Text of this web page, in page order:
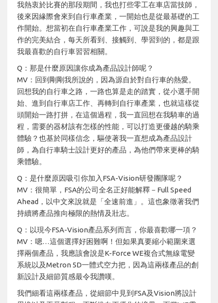
我熱衷於比賽的那段期間，我也打些零工在車店當技師，
後來因緣際會來到自行車產業，一開始也是從最基礎的工
作開始。想當初在自行車產業工作，可說是我的興趣與工
作的完美結合，每天所看到、接觸到、學習到的，都是跟
我最喜歡的自行車習習相關。
Q：那是什麼原因讓你成為產品設計師呢？
MV：回到剛剛我所說的，因為源自於對自行車的熱愛。
回想我的自行車之路，一路也算是走的踏實，從小選手開
始、進到自行車店工作、再轉到自行車產業，也就這樣從
頭開始一路打拼，在這個過程，我一直回想在我騎車的過
程，需要的器材該有怎樣的性能，可以打造更優越的騎乘
體驗？也基於同樣信念，驅使著我一直想成為產品設計
師，為自行車騎士設計更好的產品，為他們帶來更棒的騎
乘體驗。
Q：是什麼原因吸引你加入FSA-Vision研發團隊呢？
MV：很簡單，FSA的公司全名正好能解釋－Full Speed
Ahead，以中文來說就是「全速前進」。這也象徵著我們
持續將產品推向極限的熱情及壯志。
Q：以現今FSA-Vision產品系列而言，你最喜歡哪一項？
MV：嗯…這個選擇好困難啊！但如果真要縮小範圍來選
擇兩個產品，我應該會說是K-Force WE複合式無線電變
系統以及Metron 5D一體式空力把，因為這兩樣產品的創
新設計及細節質感最令我讚嘆。
我們細看這兩樣產品，從細節中見到FSA及Vision將設計